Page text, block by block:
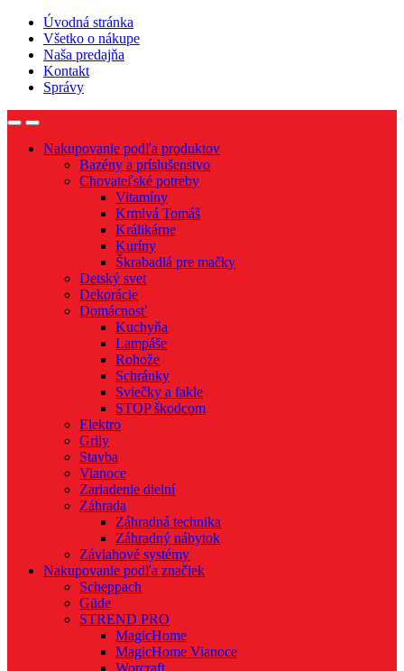
Úvodná stránka
Všetko o nákupe
Naša predajňa
Kontakt
Správy
Nakupovanie podľa produktov
Bazény a príslušenstvo
Chovateľské potreby
Vitamíny
Krmivá Tomáš
Králikárne
Kuríny
Škrabadlá pre mačky
Detský svet
Dekorácie
Domácnosť
Kuchyňa
Lampáše
Rohože
Schránky
Sviečky a fakle
STOP škodcom
Elektro
Grily
Stavba
Vianoce
Zariadenie dielní
Záhrada
Záhradná technika
Záhradný nábytok
Závlahové systémy
Nakupovanie podľa značiek
Scheppach
Güde
STREND PRO
MagicHome
MagicHome Vianoce
Worcraft